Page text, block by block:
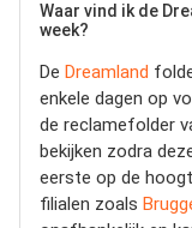
Waar vind ik de
week?
De Dreamland
enkele dagen op
de reclamefolder
bekijken zodra
eerste op de
filialen zoals